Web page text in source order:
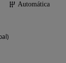
Automática